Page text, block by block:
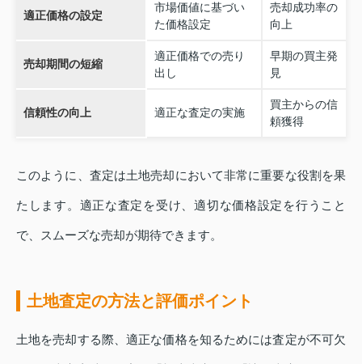
適正価格の設定
市場価値に基づい
た価格設定
売却成功率の
向上
売却期間の短縮
適正価格での売り
出し
早期の買主発
見
信頼性の向上 適正な査定の実施
買主からの信
頼獲得
このように、査定は土地売却において非常に重要な役割を果
たします。適正な査定を受け、適切な価格設定を行うこと
で、スムーズな売却が期待できます。
土地査定の方法と評価ポイント
土地を売却する際、適正な価格を知るためには査定が不可欠